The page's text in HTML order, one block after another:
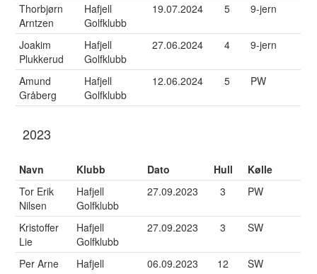
Thorbjørn
Arntzen
Hafjell
Golfklubb
19.07.2024 5 9-jern
Joakim
Plukkerud
Hafjell
Golfklubb
27.06.2024 4 9-jern
Amund
Gråberg
Hafjell
Golfklubb
12.06.2024 5 PW
2023
Navn Klubb Dato Hull
Kølle
Tor Erik
Nilsen
Hafjell
Golfklubb
27.09.2023 3 PW
Kristoffer
Lie
Hafjell
Golfklubb
27.09.2023 3 SW
Per Arne
Hafjell
06.09.2023 12 SW